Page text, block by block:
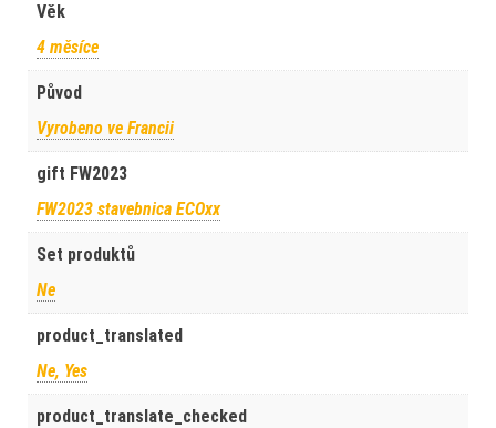
Věk
4 měsíce
Původ
Vyrobeno ve Francii
gift FW2023
FW2023 stavebnica ECOxx
Set produktů
Ne
product_translated
Ne, Yes
product_translate_checked